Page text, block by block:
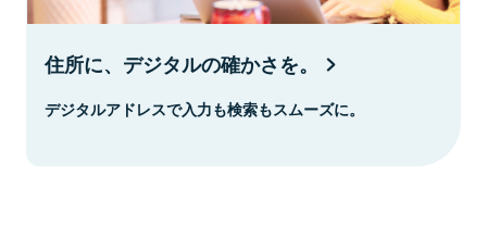
住所に、デジタルの確かさを。
デジタルアドレスで入力も検索もスムーズに。